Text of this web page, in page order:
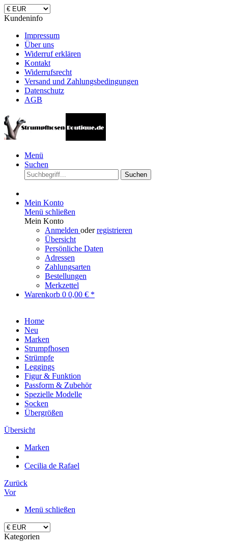
Kundeninfo
Impressum
Über uns
Widerruf erklären
Kontakt
Widerrufsrecht
Versand und Zahlungsbedingungen
Datenschutz
AGB
Menü
Suchen
Suchen
Mein Konto
Menü schließen
Mein Konto
Anmelden oderregistrieren
Übersicht
Persönliche Daten
Adressen
Zahlungsarten
Bestellungen
Merkzettel
Warenkorb 0 0,00 € *
Home
Neu
Marken
Strumpfhosen
Strümpfe
Leggings
Figur & Funktion
Passform & Zubehör
Spezielle Modelle
Socken
Übergrößen
Übersicht
Marken
Cecilia de Rafael
Zurück
Vor
Menü schließen
Kategorien